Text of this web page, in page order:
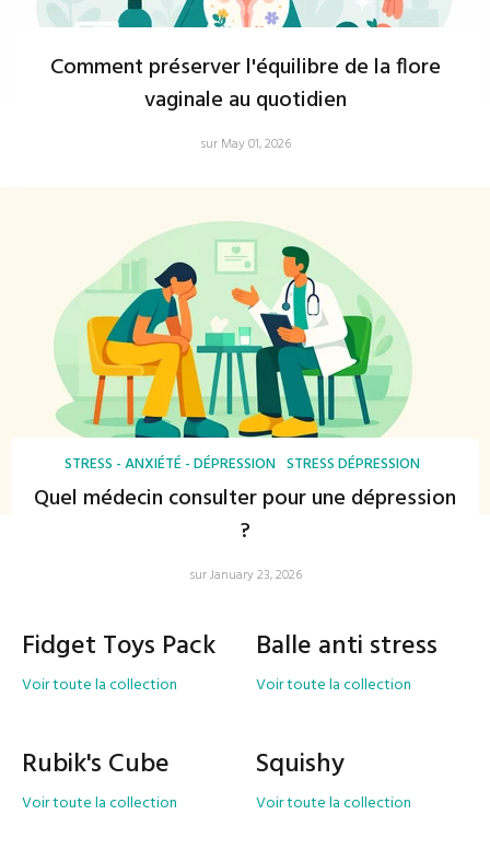
Comment préserver l'équilibre de la flore
vaginale au quotidien
sur May 01, 2026
STRESS - ANXIÉTÉ - DÉPRESSION STRESS DÉPRESSION
Quel médecin consulter pour une dépression
?
sur January 23, 2026
Fidget Toys Pack
Voir toute la collection
Balle anti stress
Voir toute la collection
Rubik's Cube
Voir toute la collection
Squishy
Voir toute la collection